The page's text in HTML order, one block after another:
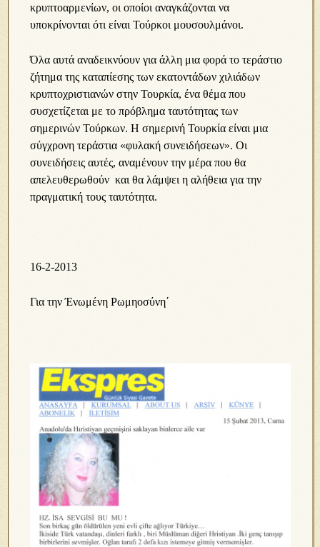
κρυπτοαρμενίων, οι οποίοι αναγκάζονται να
υποκρίνονται ότι είναι Τούρκοι μουσουλμάνοι.
Όλα αυτά αναδεικνύουν για άλλη μια φορά το τεράστιο
ζήτημα της καταπίεσης των εκατοντάδων χιλιάδων
κρυπτοχριστιανών στην Τουρκία, ένα θέμα που
συσχετίζεται με το πρόβλημα ταυτότητας των
σημερινών Τούρκων. Η σημερινή Τουρκία είναι μια
σύγχρονη τεράστια «φυλακή συνειδήσεων». Οι
συνειδήσεις αυτές, αναμένουν την μέρα που θα
απελευθερωθούν και θα λάμψει η αλήθεια για την
πραγματική τους ταυτότητα.
16-2-2013
Για την Ένωμένη Ρωμηοσύνη΄